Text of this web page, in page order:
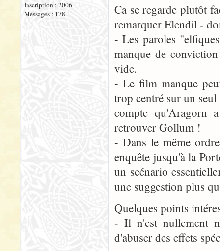
Inscription : 2006
Messages : 178
Ca se regarde plutôt
remarquer Elendil -
- Les paroles
manque de
vide.
- Le film manque
trop centré sur un seul
compte qu'Aragorn
retrouver Gollum !
- Dans le même
enquête jusqu'à la
un scénario
une suggestion plus
Quelques points
- Il n'est nullement
d'abuser des effets